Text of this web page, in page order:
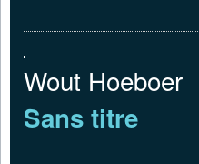
Wout Hoeboer
Sans titre